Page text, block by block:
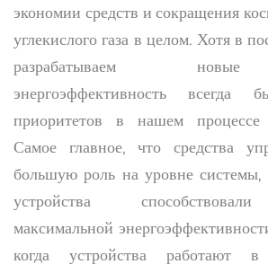
экономии средств и сокращения
углекислого газа в целом. Хотя в
разрабатываем
энергоэффективность
приоритетов в нашем процессе
Самое главное, что средства
большую роль на уровне системы,
устройства
максимальной
когда устройства работают